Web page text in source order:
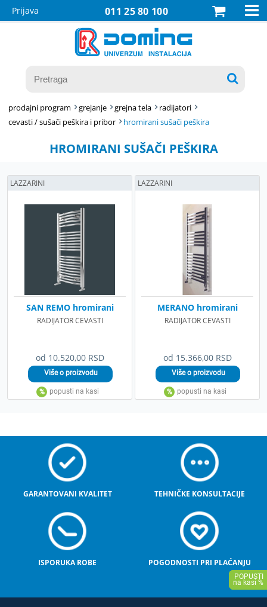
011 25 80 100
Prijava 

prodajni program grejanje grejna tela
radijatori
cevasti / sušači peškira i pribor
hromirani sušači peškira
HROMIRANI SUŠAČI PEŠKIRA
od 10.520,00 RSD
SAN REMO hromirani
RADIJATOR CEVASTI
LAZZARINI
od 15.366,00 RSD
MERANO hromirani
RADIJATOR CEVASTI
LAZZARINI
GARANTOVANI KVALITET TEHNIČKE KONSULTACIJE
ISPORUKA ROBE POGODNOSTI PRI PLAĆANJU